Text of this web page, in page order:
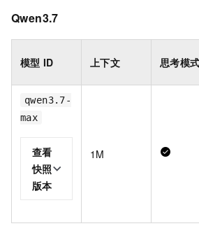
Qwen3.7
模型 ID 上下文 思考模式
qwen3.7-
max
查看
快照
版本
1M